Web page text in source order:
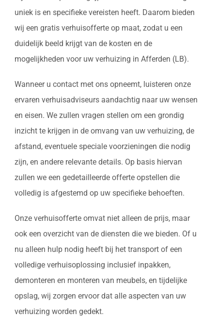
uniek is en specifieke vereisten heeft. Daarom bieden
wij een gratis verhuisofferte op maat, zodat u een
duidelijk beeld krijgt van de kosten en de
mogelijkheden voor uw verhuizing in Afferden (LB).
Wanneer u contact met ons opneemt, luisteren onze
ervaren verhuisadviseurs aandachtig naar uw wensen
en eisen. We zullen vragen stellen om een grondig
inzicht te krijgen in de omvang van uw verhuizing, de
afstand, eventuele speciale voorzieningen die nodig
zijn, en andere relevante details. Op basis hiervan
zullen we een gedetailleerde offerte opstellen die
volledig is afgestemd op uw specifieke behoeften.
Onze verhuisofferte omvat niet alleen de prijs, maar
ook een overzicht van de diensten die we bieden. Of u
nu alleen hulp nodig heeft bij het transport of een
volledige verhuisoplossing inclusief inpakken,
demonteren en monteren van meubels, en tijdelijke
opslag, wij zorgen ervoor dat alle aspecten van uw
verhuizing worden gedekt.